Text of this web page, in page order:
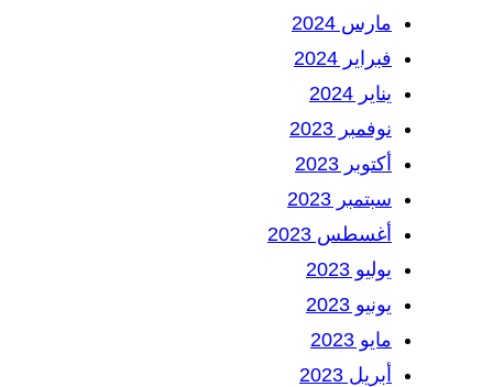
مارس 2024
فبراير 2024
يناير 2024
نوفمبر 2023
أكتوبر 2023
سبتمبر 2023
أغسطس 2023
يوليو 2023
يونيو 2023
مايو 2023
أبريل 2023